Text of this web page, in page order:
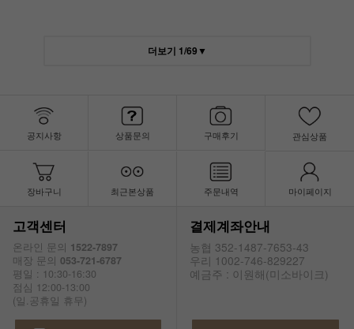
더보기 1/69▼
공지사항 상품문의 구매후기 관심상품
장바구니 최근본상품 주문내역 마이페이지
고객센터
온라인 문의 1522-7897
매장 문의 053-721-6787
평일 : 10:30-16:30
점심 12:00-13:00
(일.공휴일 휴무)
결제계좌안내
농협 352-1487-7653-43
우리 1002-746-829227
예금주 : 이원해(미소바이크)